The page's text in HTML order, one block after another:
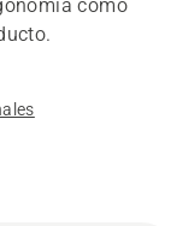
como